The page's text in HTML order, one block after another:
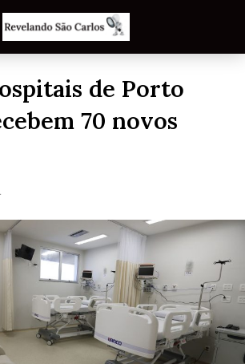
de Porto
70 novos